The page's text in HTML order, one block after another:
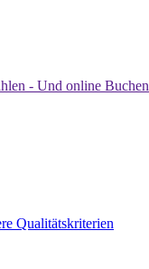
- Und online Buchen
Qualitätskriterien